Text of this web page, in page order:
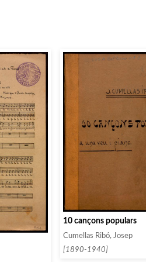
10 cançons populars
Cumellas Ribó, Josep
[1890-1940]